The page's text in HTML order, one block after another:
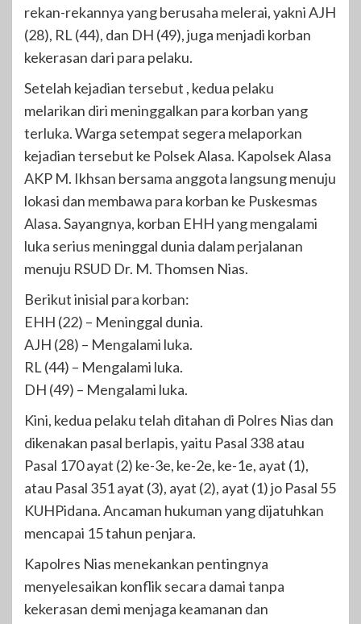
rekan-rekannya yang berusaha melerai, yakni AJH
(28), RL (44), dan DH (49), juga menjadi korban
kekerasan dari para pelaku.
Setelah kejadian tersebut , kedua pelaku
melarikan diri meninggalkan para korban yang
terluka. Warga setempat segera melaporkan
kejadian tersebut ke Polsek Alasa. Kapolsek Alasa
AKP M. Ikhsan bersama anggota langsung menuju
lokasi dan membawa para korban ke Puskesmas
Alasa. Sayangnya, korban EHH yang mengalami
luka serius meninggal dunia dalam perjalanan
menuju RSUD Dr. M. Thomsen Nias.
Berikut inisial para korban:
EHH (22) – Meninggal dunia.
AJH (28) – Mengalami luka.
RL (44) – Mengalami luka.
DH (49) – Mengalami luka.
Kini, kedua pelaku telah ditahan di Polres Nias dan
dikenakan pasal berlapis, yaitu Pasal 338 atau
Pasal 170 ayat (2) ke-3e, ke-2e, ke-1e, ayat (1),
atau Pasal 351 ayat (3), ayat (2), ayat (1) jo Pasal 55
KUHPidana. Ancaman hukuman yang dijatuhkan
mencapai 15 tahun penjara.
Kapolres Nias menekankan pentingnya
menyelesaikan konflik secara damai tanpa
kekerasan demi menjaga keamanan dan